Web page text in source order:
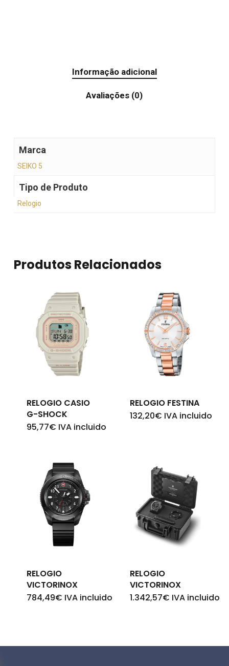
Nenhum produto no
carrinho.
Informação adicional
Avaliações (0)
Marca
SEIKO 5
Tipo de Produto
Relogio
Produtos Relacionados
RELOGIO CASIO
G-SHOCK
95,77€ IVA incluido
RELOGIO FESTINA
132,20€ IVA incluido
RELOGIO
VICTORINOX
784,49€ IVA incluido
RELOGIO
VICTORINOX
1.342,57€ IVA incluido